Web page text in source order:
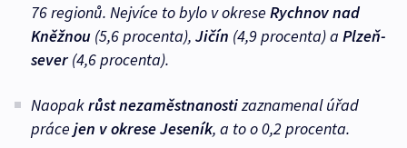
76 regionů. Nejvíce to bylo v okrese Rychnov nad
Kněžnou (5,6 procenta), Jičín (4,9 procenta) a Plzeň-
sever (4,6 procenta).
Naopakrůst nezaměstnanostizaznamenal úřad
práce jen v okrese Jeseník, a to o 0,2 procenta.